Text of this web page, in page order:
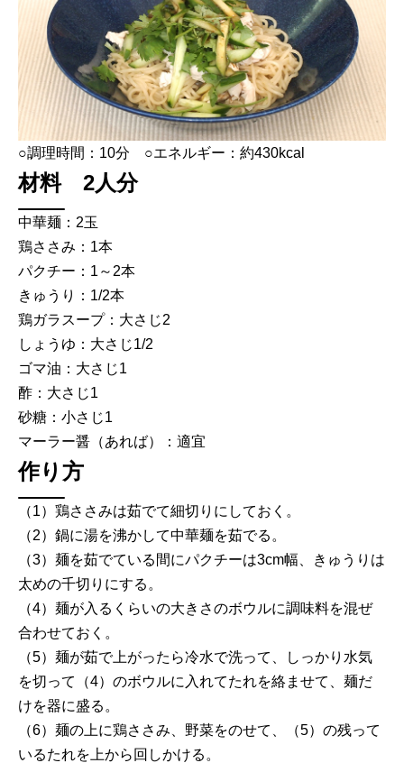
○調理時間：10分 ○エネルギー：約430kcal
材料 2人分
中華麺：2玉
鶏ささみ：1本
パクチー：1～2本
きゅうり：1/2本
鶏ガラスープ：大さじ2
しょうゆ：大さじ1/2
ゴマ油：大さじ1
酢：大さじ1
砂糖：小さじ1
マーラー醤（あれば）：適宜
作り方
（1）鶏ささみは茹でて細切りにしておく。
（2）鍋に湯を沸かして中華麺を茹でる。
（3）麺を茹でている間にパクチーは3cm幅、きゅうりは
太めの千切りにする。
（4）麺が入るくらいの大きさのボウルに調味料を混ぜ
合わせておく。
（5）麺が茹で上がったら冷水で洗って、しっかり水気
を切って（4）のボウルに入れてたれを絡ませて、麺だ
けを器に盛る。
（6）麺の上に鶏ささみ、野菜をのせて、（5）の残って
いるたれを上から回しかける。